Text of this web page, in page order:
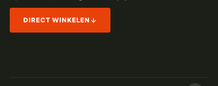
DIRECT WINKELEN